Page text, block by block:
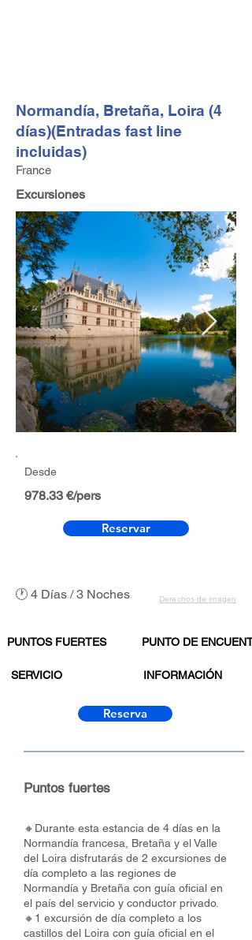
Normandía, Bretaña, Loira (4
días)(Entradas fast line
incluidas)
France
Excursiones
Desde
978.33 €/pers
Reservar
🕐 4 Días / 3 Noches Derechos de imagen
PUNTOS FUERTES
SERVICIO
PUNTO DE
INFORMACIÓN
Reserva
Puntos fuertes
🔸Durante esta estancia de 4 días en la
Normandía francesa, Bretaña y el Valle
del Loira disfrutarás de 2 excursiones de
día completo a las regiones de
Normandía y Bretaña con guía oficial en
el país del servicio y conductor privado.
🔸1 excursión de día completo a los
castillos del Loira con guía oficial en el